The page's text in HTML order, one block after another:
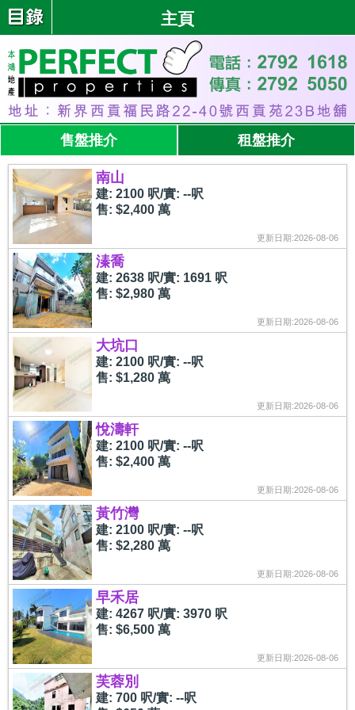
主頁
售盤推介 租盤推介
南山
建: 2100 呎/實: --呎
售: $2,400 萬
更新日期:2026-08-06
溱喬
建: 2638 呎/實: 1691 呎
售: $2,980 萬
更新日期:2026-08-06
大坑口
建: 2100 呎/實: --呎
售: $1,280 萬
更新日期:2026-08-06
悅濤軒
建: 2100 呎/實: --呎
售: $2,400 萬
更新日期:2026-08-06
黃竹灣
建: 2100 呎/實: --呎
售: $2,280 萬
更新日期:2026-08-06
早禾居
建: 4267 呎/實: 3970 呎
售: $6,500 萬
更新日期:2026-08-06
芙蓉別
建: 700 呎/實: --呎